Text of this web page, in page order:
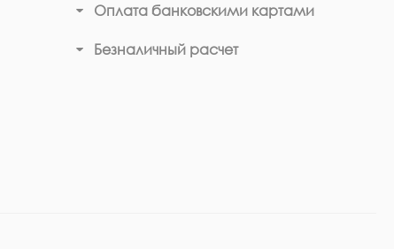
Оплата банковскими картами
Безналичный расчет